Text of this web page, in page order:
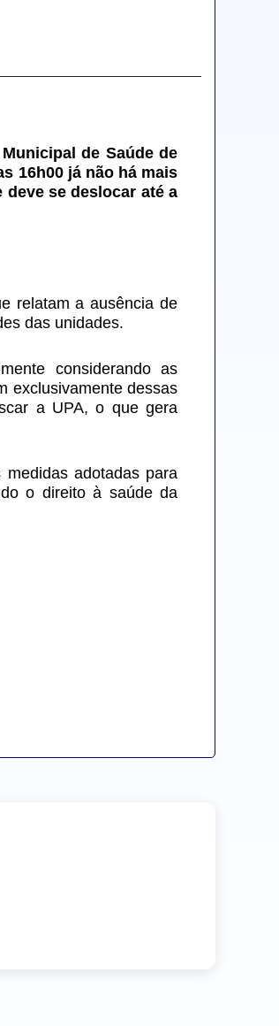
de Saúde de
16h00 já não há mais
se deslocar até a
relatam a ausência de
das unidades.
considerando as
exclusivamente dessas
a UPA, o que gera
adotadas para
o direito à saúde da